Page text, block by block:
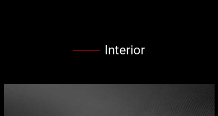
Interior